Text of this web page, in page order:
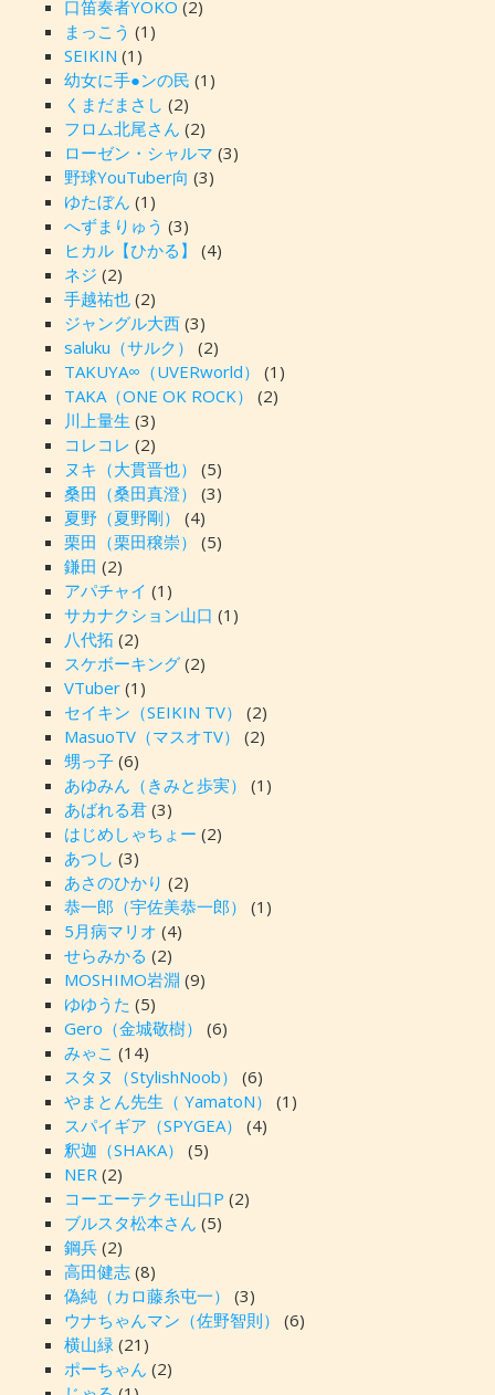
口笛奏者YOKO (2)
まっこう (1)
SEIKIN (1)
幼女に手●ンの民 (1)
くまだまさし (2)
フロム北尾さん (2)
ローゼン・シャルマ (3)
野球YouTuber向 (3)
ゆたぼん (1)
へずまりゅう (3)
ヒカル【ひかる】
(4)
ネジ (2)
手越祐也(2)
ジャングル大西(3)
saluku（サルク）
(2)
TAKUYA∞（UVERworld）
(1)
TAKA（ONE OK ROCK）
(2)
川上量生 (3)
コレコレ (2)
ヌキ（大貫晋也）
(5)
桑田（桑田真澄）
(3)
夏野（夏野剛）
(4)
栗田（栗田穣崇）
(5)
鎌田 (2)
アパチャイ (1)
サカナクション山口 (1)
八代拓 (2)
スケボーキング(2)
VTuber(1)
セイキン（SEIKIN TV）
(2)
MasuoTV（マスオTV）
(2)
甥っ子(6)
あゆみん（きみと歩実）
(1)
あばれる君(3)
はじめしゃちょー (2)
あつし (3)
あさのひかり (2)
恭一郎（宇佐美恭一郎）
(1)
5月病マリオ (4)
せらみかる (2)
MOSHIMO岩淵 (9)
ゆゆうた (5)
Gero（金城敬樹）
(6)
みゃこ (14)
スタヌ（StylishNoob）
(6)
やまとん先生（ YamatoN）
(1)
スパイギア（SPYGEA）
(4)
釈迦（SHAKA）
(5)
NER (2)
コーエーテクモ山口P (2)
ブルスタ松本さん (5)
鋼兵(2)
高田健志(8)
偽純（カロ藤糸屯一）
(3)
ウナちゃんマン（佐野智則）
(6)
横山緑 (21)
ポーちゃん (2)